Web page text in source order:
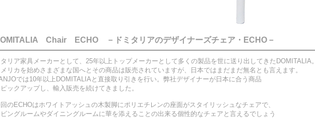
Chair ECHO －ドミタリアのデザイナーズチェア・ECHO－
リア家具メーカーとして、25年以上トップメーカーとして多くの製品を世に送り出してきたDOMITALIA。
リカを始めさまざまな国へとその商品は販売されていますが、日本ではまだまだ無名とも言えます。
では10年以上DOMITALIAと直接取り引きを行い。弊社デザイナーが日本に合う商品
ックアップし、輸入販売を続けてきました。
のECHOはホワイトアッシュの木製脚にポリエチレンの座面がスタイリッシュなチェアで、
ビングルームやダイニングルームに華を添えることの出来る個性的なチェアと言えるでしょう